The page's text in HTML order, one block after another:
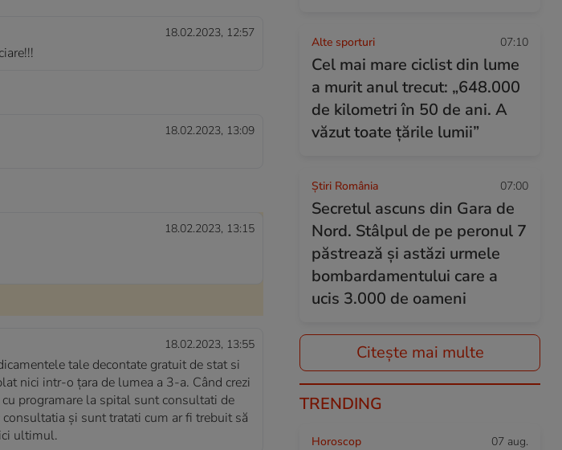
18.02.2023, 12:57
18.02.2023, 13:09
18.02.2023, 13:15
18.02.2023, 13:55
tale decontate gratuit de stat si
nici intr-o țara de lumea a 3-a. Când crezi
programare la spital sunt consultati de
și sunt tratati cum ar fi trebuit să
ultimul.
Alte sporturi 07:10
Cel mai mare ciclist din lume
a murit anul trecut: „648.000
de kilometri în 50 de ani. A
văzut toate țările lumii”
Știri România 07:00
Secretul ascuns din Gara de
Nord. Stâlpul de pe peronul 7
păstrează și astăzi urmele
bombardamentului care a
ucis 3.000 de oameni
Citește mai multe
TRENDING
Horoscop 07 aug.